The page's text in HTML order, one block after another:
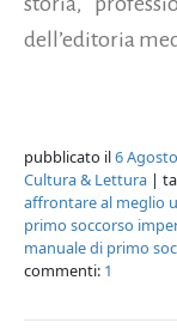
dell’editoria
pubblicato il6
Cultura & Lettura |
affrontare al meglio
primo soccorso
manuale di primo
commenti: 1